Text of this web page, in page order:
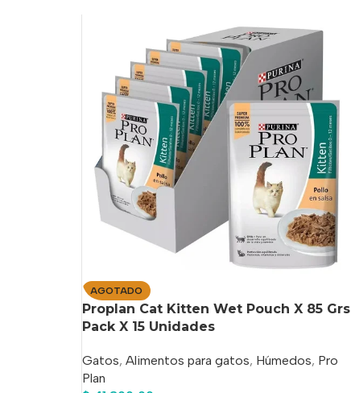
AGOTADO
Proplan Cat Kitten Wet Pouch X 85 Grs
Pack X 15 Unidades
Gatos, Alimentos para gatos, Húmedos, Pro
Plan